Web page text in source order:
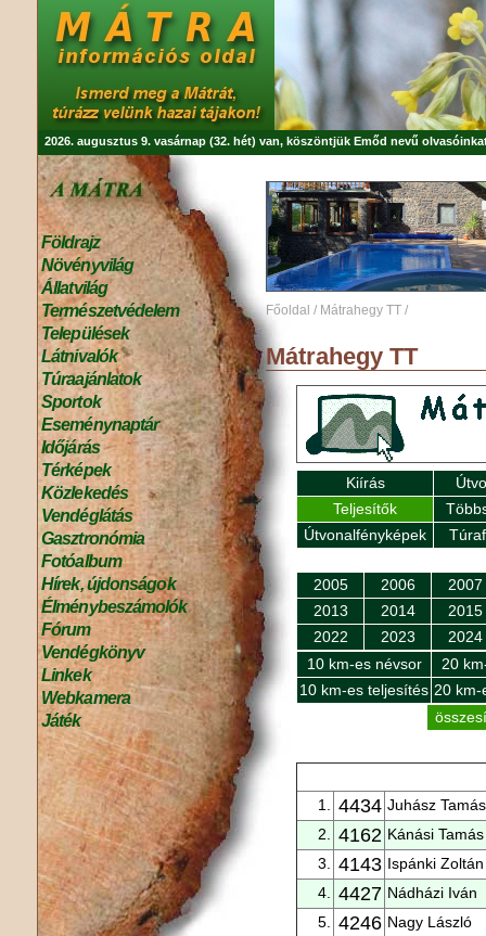
2026. augusztus 9. vasárnap (32. hét) van, köszöntjük Emőd nevű
Földrajz
Növényvilág
Állatvilág
Természetvédelem
Települések
Látnivalók
Túraajánlatok
Sportok
Eseménynaptár
Időjárás
Térképek
Közlekedés
Vendéglátás
Gasztronómia
Fotóalbum
Hírek, újdonságok
Élménybeszámolók
Fórum
Vendégkönyv
Linkek
Webkamera
Játék
Főoldal / Mátrahegy TT /
Mátrahegy TT
Kiírás
Teljesítők
Útvonalfényképek
2005 2006
2007
2013
2014
2015
2022
2023
2024
10 km-es névsor
20
10 km-es teljesítés 20 km-
1. 4434 Juhász Tamás
2.
4162 Kánási Tamás
3.
4143 Ispánki Zoltán
4.
4427 Nádházi Iván
5.
4246 Nagy László